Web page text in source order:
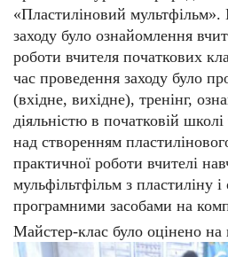
«Пластиліновий
заходу було ознайомлення
роботи вчителя початкових
час проведення заходу було
(вхідне, вихідне), тренінг,
діяльністю в початковій
над створенням
практичної роботи вчителі
мульфільтфільм з пластиліну
програмними засобами на
Майстер-клас було оцінено на